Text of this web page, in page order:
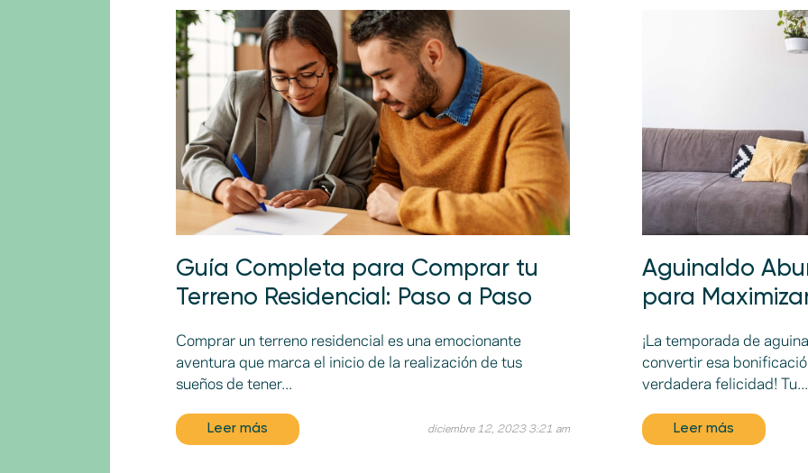
Guía Completa para Comprar tu
Terreno Residencial: Paso a Paso
Comprar un terreno residencial es una emocionante
aventura que marca el inicio de la realización de tus
sueños de tener...
Leer más diciembre 12, 2023 3:21 am
Aguinaldo
para
¡La temporada de
convertir esa
verdadera felicidad! Tu...
Leer más